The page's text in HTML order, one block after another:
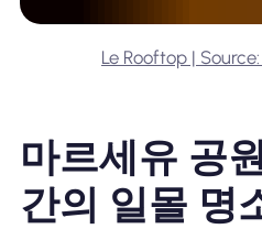
Le Rooftop |
마르세유 공
간의 일몰 명